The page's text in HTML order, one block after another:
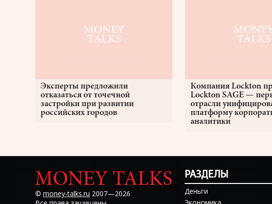
Эксперты предложили
отказаться от точечной
застройки при развитии
российских городов
Компания Lockton
Lockton SAGE —
отрасли
платформу
аналитики
©money-talks.ru2007—2026
РАЗДЕЛЫ
Деньги